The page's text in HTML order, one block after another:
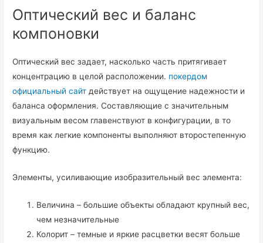
Оптический вес и баланс
компоновки
Оптический вес задает, насколько часть притягивает
концентрацию в целой расположении. покердом
официальный сайт действует на ощущение надежности и
баланса оформления. Составляющие с значительным
визуальным весом главенствуют в конфигурации, в то
время как легкие компоненты выполняют второстепенную
функцию.
Элементы, усиливающие изобразительный вес элемента:
Величина – большие объекты обладают крупный вес,
чем незначительные
Колорит – темные и яркие расцветки весят больше